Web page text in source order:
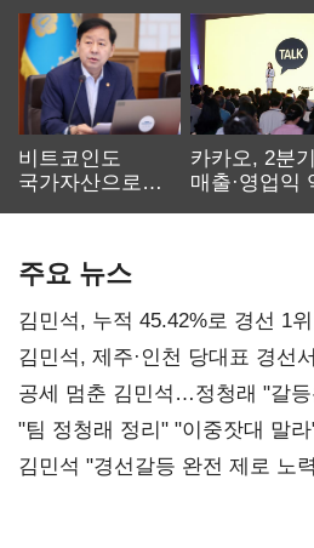
비트코인도
국가자산으로…'
카카오, 2분기
매출·영업익
주요 뉴스
김민석, 누적 45.42%로 경선 1
0.86%p(2보)
김민석, 제주·인천 당대표 경선
공세 멈춘 김민석…정청래 "갈
"팀 정청래 정리" "이중잣대 말
다툼 격화
김민석 "경선갈등 완전 제로 노